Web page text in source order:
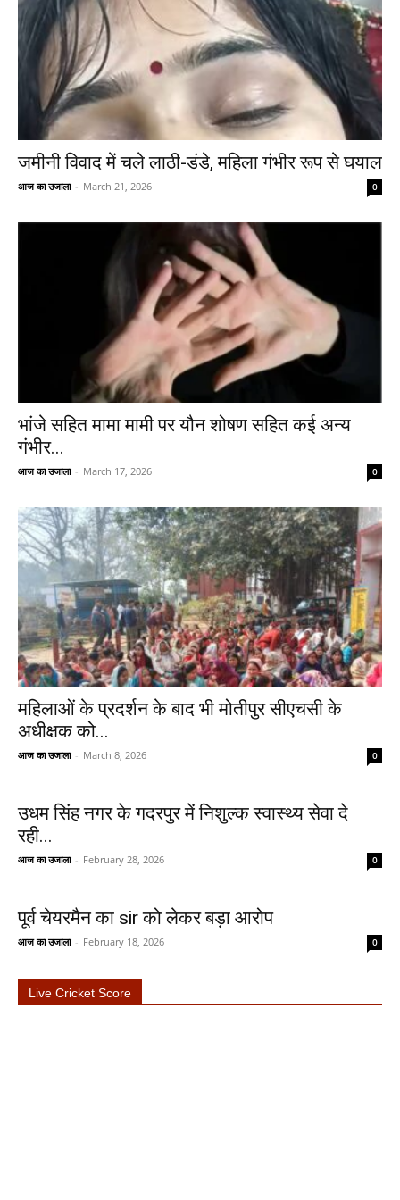
जमीनी विवाद में चले लाठी-डंडे, महिला गंभीर रूप से घयाल
आज का उजाला - March 21, 2026 0
भांजे सहित मामा मामी पर यौन शोषण सहित कई अन्य
गंभीर...
आज का उजाला - March 17, 2026 0
महिलाओं के प्रदर्शन के बाद भी मोतीपुर सीएचसी के
अधीक्षक को...
आज का उजाला - March 8, 2026 0
उधम सिंह नगर के गदरपुर में निशुल्क स्वास्थ्य सेवा दे
रही...
आज का उजाला - February 28, 2026 0
पूर्व चेयरमैन का sir को लेकर बड़ा आरोप
आज का उजाला - February 18, 2026 0
Live Cricket Score